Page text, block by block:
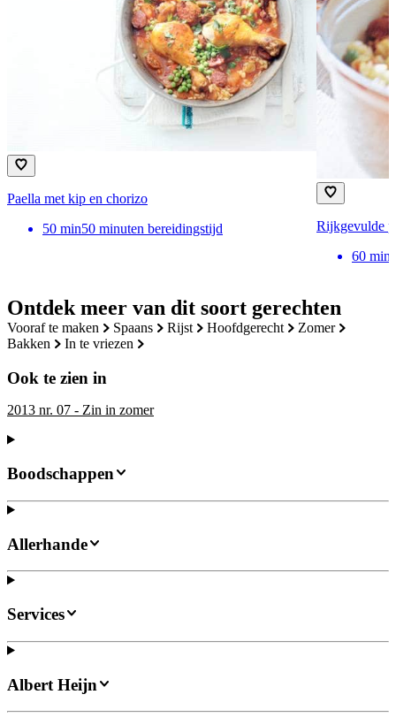
Ontdek meer van dit soort gerechten
vooraf te maken spaans rijst hoofdgerecht
zomer
bakken
in te vriezen
Ook te zien in
2013 nr. 07 - Zin in zomer
Paella met kip en chorizo
50 min50 minuten bereidingstijd
Rijkgevulde
60 min
Boodschappen
Allerhande
Services
Albert Heijn